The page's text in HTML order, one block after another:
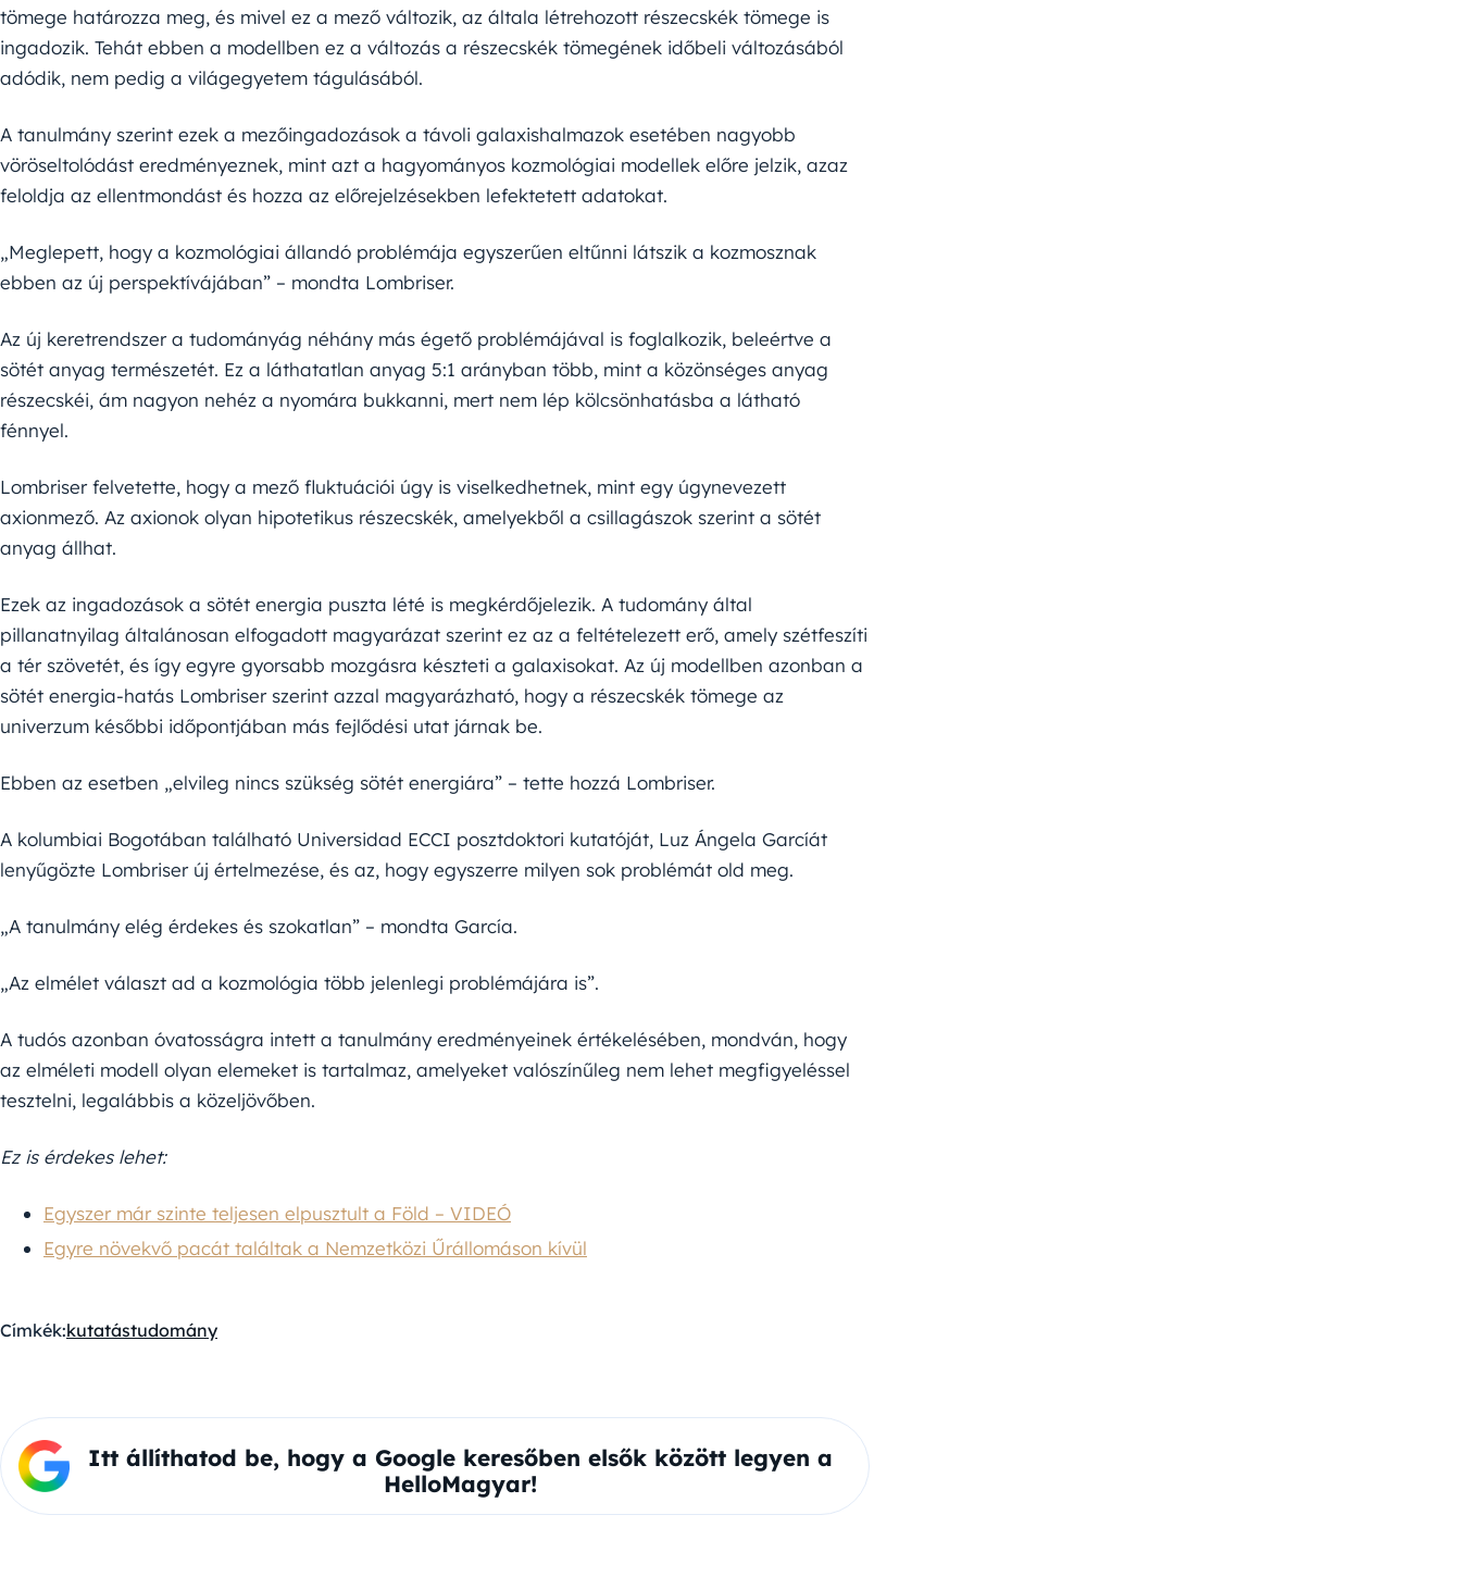
tömege határozza meg, és mivel ez a mező változik, az általa létrehozott részecskék tömege is
ingadozik. Tehát ebben a modellben ez a változás a részecskék tömegének időbeli változásából
adódik, nem pedig a világegyetem tágulásából.
A tanulmány szerint ezek a mezőingadozások a távoli galaxishalmazok esetében nagyobb
vöröseltolódást eredményeznek, mint azt a hagyományos kozmológiai modellek előre jelzik, azaz
feloldja az ellentmondást és hozza az előrejelzésekben lefektetett adatokat.
„Meglepett, hogy a kozmológiai állandó problémája egyszerűen eltűnni látszik a kozmosznak
ebben az új perspektívájában” – mondta Lombriser.
Az új keretrendszer a tudományág néhány más égető problémájával is foglalkozik, beleértve a
sötét anyag természetét. Ez a láthatatlan anyag 5:1 arányban több, mint a közönséges anyag
részecskéi, ám nagyon nehéz a nyomára bukkanni, mert nem lép kölcsönhatásba a látható
fénnyel.
Lombriser felvetette, hogy a mező fluktuációi úgy is viselkedhetnek, mint egy úgynevezett
axionmező. Az axionok olyan hipotetikus részecskék, amelyekből a csillagászok szerint a sötét
anyag állhat.
Ezek az ingadozások a sötét energia puszta lété is megkérdőjelezik. A tudomány által
pillanatnyilag általánosan elfogadott magyarázat szerint ez az a feltételezett erő, amely szétfeszíti
a tér szövetét, és így egyre gyorsabb mozgásra készteti a galaxisokat. Az új modellben azonban a
sötét energia-hatás Lombriser szerint azzal magyarázható, hogy a részecskék tömege az
univerzum későbbi időpontjában más fejlődési utat járnak be.
Ebben az esetben „elvileg nincs szükség sötét energiára” – tette hozzá Lombriser.
A kolumbiai Bogotában található Universidad ECCI posztdoktori kutatóját, Luz Ángela Garcíát
lenyűgözte Lombriser új értelmezése, és az, hogy egyszerre milyen sok problémát old meg.
„A tanulmány elég érdekes és szokatlan” – mondta García.
„Az elmélet választ ad a kozmológia több jelenlegi problémájára is”.
A tudós azonban óvatosságra intett a tanulmány eredményeinek értékelésében, mondván, hogy
az elméleti modell olyan elemeket is tartalmaz, amelyeket valószínűleg nem lehet megfigyeléssel
tesztelni, legalábbis a közeljövőben.
Ez is érdekes lehet:
Egyszer már szinte teljesen elpusztult a Föld – VIDEÓ
Egyre növekvő pacát találtak a Nemzetközi Űrállomáson kívül
Címkék:kutatástudomány
Itt állíthatod be, hogy a Google keresőben elsők között legyen a
HelloMagyar!